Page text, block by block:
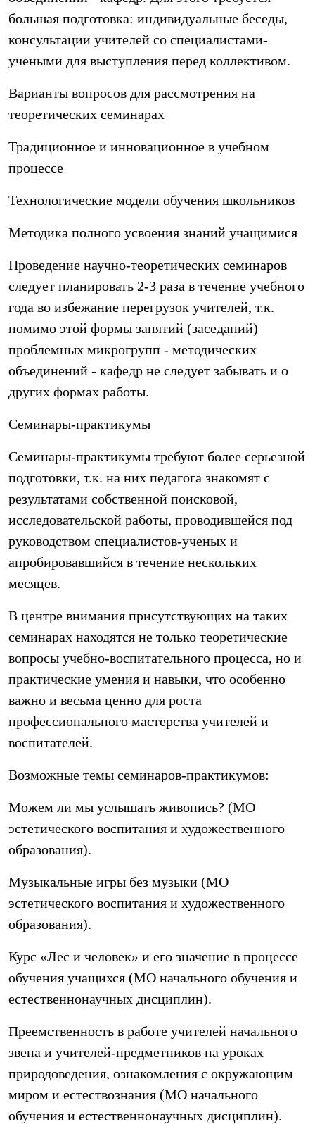
большая подготовка: индивидуальные беседы,
консультации учителей со специалистами-
учеными для выступления перед коллективом.
Варианты вопросов для рассмотрения на
теоретических семинарах
Традиционное и инновационное в учебном
процессе
Технологические модели обучения школьников
Методика полного усвоения знаний учащимися
Проведение научно-теоретических семинаров
следует планировать 2-3 раза в течение учебного
года во избежание перегрузок учителей, т.к.
помимо этой формы занятий (заседаний)
проблемных микрогрупп - методических
объединений - кафедр не следует забывать и о
других формах работы.
Семинары-практикумы
Семинары-практикумы требуют более серьезной
подготовки, т.к. на них педагога знакомят с
результатами собственной поисковой,
исследовательской работы, проводившейся под
руководством специалистов-ученых и
апробировавшийся в течение нескольких
месяцев.
В центре внимания присутствующих на таких
семинарах находятся не только теоретические
вопросы учебно-воспитательного процесса, но и
практические умения и навыки, что особенно
важно и весьма ценно для роста
профессионального мастерства учителей и
воспитателей.
Возможные темы семинаров-практикумов:
Можем ли мы услышать живопись? (МО
эстетического воспитания и художественного
образования).
Музыкальные игры без музыки (МО
эстетического воспитания и художественного
образования).
Курс «Лес и человек» и его значение в процессе
обучения учащихся (МО начального обучения и
естественнонаучных дисциплин).
Преемственность в работе учителей начального
звена и учителей-предметников на уроках
природоведения, ознакомления с окружающим
миром и естествознания (МО начального
обучения и естественнонаучных дисциплин).